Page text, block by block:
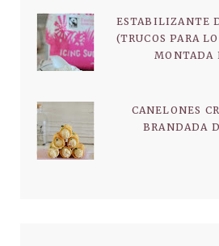
ESTABILIZANTE
(TRUCOS PARA
MONTADA
CANELONES
BRANDADA